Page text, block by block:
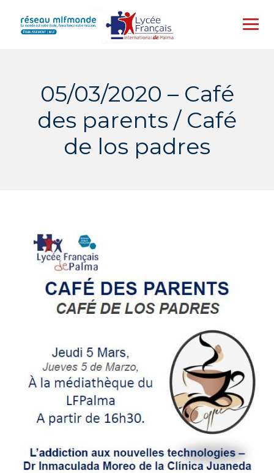
content
05/03/2020 – Café
des parents / Café
de los padres